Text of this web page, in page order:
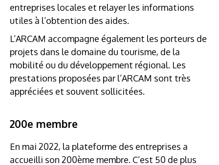
entreprises locales et relayer les informations
utiles à l’obtention des aides.
L’ARCAM accompagne également les porteurs de
projets dans le domaine du tourisme, de la
mobilité ou du développement régional. Les
prestations proposées par l’ARCAM sont très
appréciées et souvent sollicitées.
200e membre
En mai 2022, la plateforme des entreprises a
accueilli son 200ème membre. C’est 50 de plus